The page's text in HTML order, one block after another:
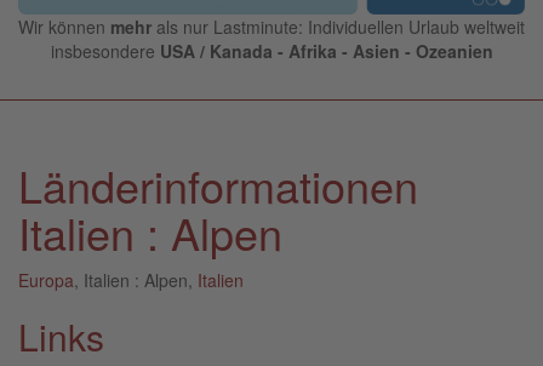
Wir können mehr als nur Lastminute: Individuellen Urlaub weltweit
insbesondere USA / Kanada - Afrika - Asien - Ozeanien
Länderinformationen
Italien : Alpen
Europa , Italien : Alpen, Italien
Links